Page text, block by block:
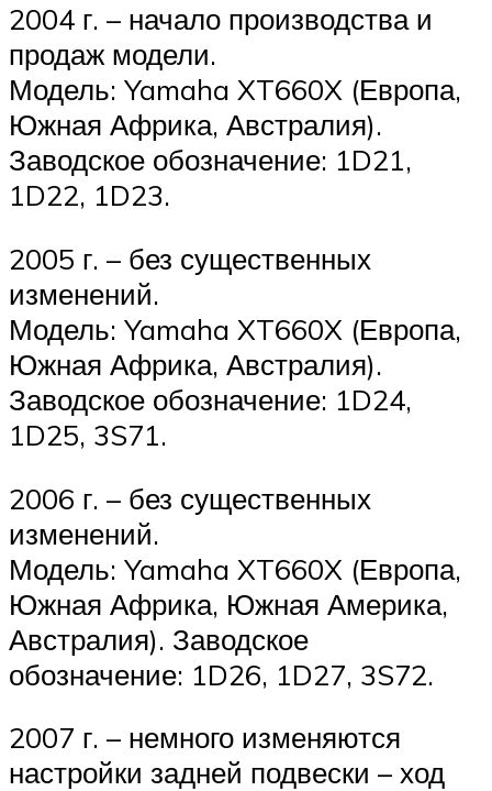
2004 г. – начало производства и
продаж модели.
Модель: Yamaha XT660X (Европа,
Южная Африка, Австралия).
Заводское обозначение: 1D21,
1D22, 1D23.
2005 г. – без существенных
изменений.
Модель: Yamaha XT660X (Европа,
Южная Африка, Австралия).
Заводское обозначение: 1D24,
1D25, 3S71.
2006 г. – без существенных
изменений.
Модель: Yamaha XT660X (Европа,
Южная Африка, Южная Америка,
Австралия). Заводское
обозначение: 1D26, 1D27, 3S72.
2007 г. – немного изменяются
настройки задней подвески – ход